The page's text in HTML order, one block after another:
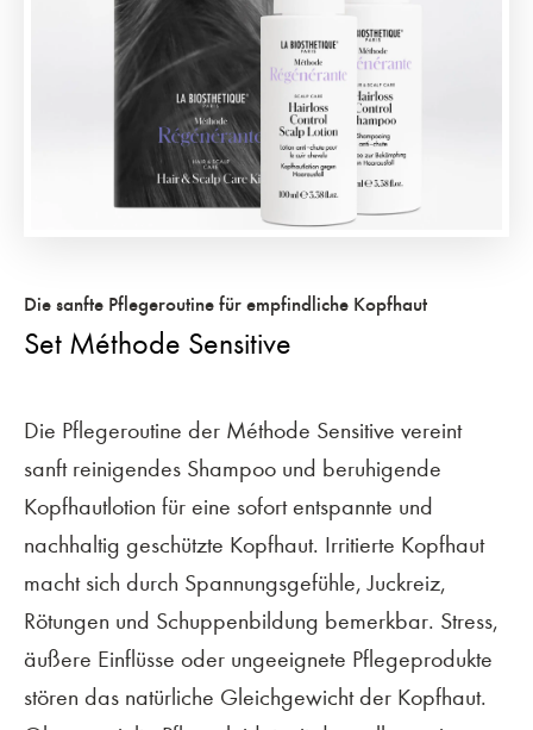
Die sanfte Pflegeroutine für empfindliche Kopfhaut
Set Méthode Sensitive
Die Pflegeroutine der Méthode Sensitive vereint
sanft reinigendes Shampoo und beruhigende
Kopfhautlotion für eine sofort entspannte und
nachhaltig geschützte Kopfhaut. Irritierte Kopfhaut
macht sich durch Spannungsgefühle, Juckreiz,
Rötungen und Schuppenbildung bemerkbar. Stress,
äußere Einflüsse oder ungeeignete Pflegeprodukte
stören das natürliche Gleichgewicht der Kopfhaut.